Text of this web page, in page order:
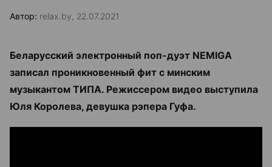
Автор: relax.by, 22.07.2021
Беларусский электронный поп-дуэт NEMIGA
записал проникновенный фит с минским
музыкантом ТИПА. Режиссером видео выступила
Юля Королева, девушка рэпера Гуфа.